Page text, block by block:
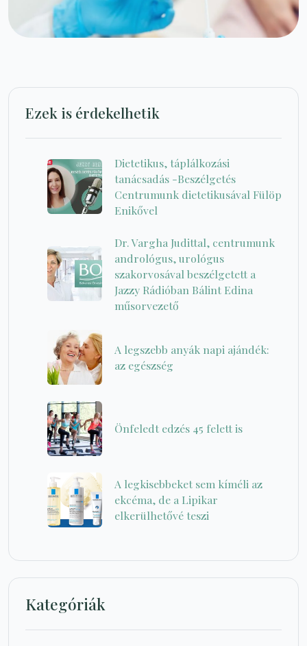
Ezek is érdekelhetik
Dietetikus, táplálkozási
tanácsadás -Beszélgetés
Centrumunk dietetikusával Fülöp
Enikővel
Dr. Vargha Judittal, centrumunk
andrológus, urológus
szakorvosával beszélgetett a
Jazzy Rádióban Bálint Edina
műsorvezető
A legszebb anyák napi ajándék:
az egészség
Önfeledt edzés 45 felett is
A legkisebbeket sem kíméli az
ekcéma, de a Lipikar
elkerülhetővé teszi
Kategóriák